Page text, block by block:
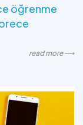
öğrenme
read more ⟶